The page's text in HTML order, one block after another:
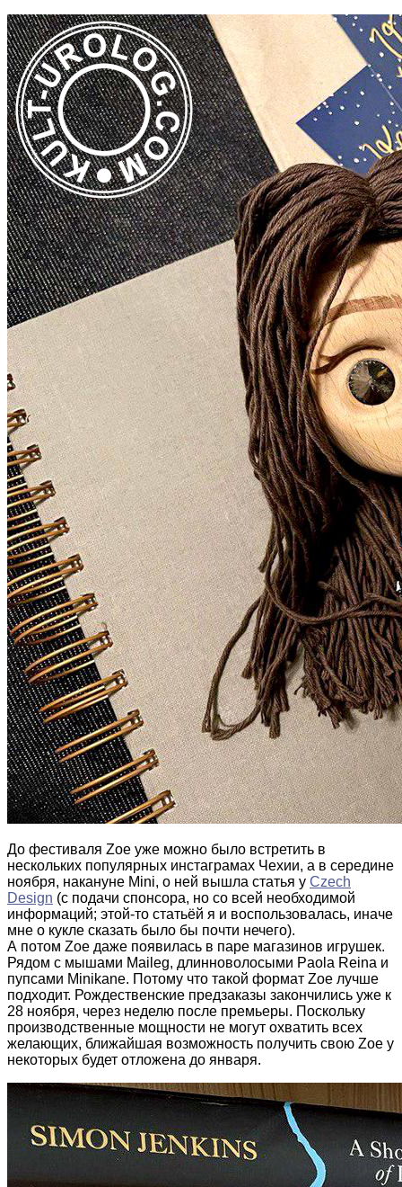
До фестиваля Zoe уже можно было встретить в
нескольких популярных инстаграмах Чехии, а в середине
ноября, накануне Mini, о ней вышла статья у Czech
Design (с подачи спонсора, но со всей необходимой
информаций; этой-то статьёй я и воспользовалась, иначе
мне о кукле сказать было бы почти нечего).
А потом Zoe даже появилась в паре магазинов игрушек.
Рядом с мышами Maileg, длинноволосыми Paola Reina и
пупсами Minikane. Потому что такой формат Zoe лучше
подходит. Рождественские предзаказы закончились уже к
28 ноября, через неделю после премьеры. Поскольку
производственные мощности не могут охватить всех
желающих, ближайшая возможность получить свою Zoe у
некоторых будет отложена до января.